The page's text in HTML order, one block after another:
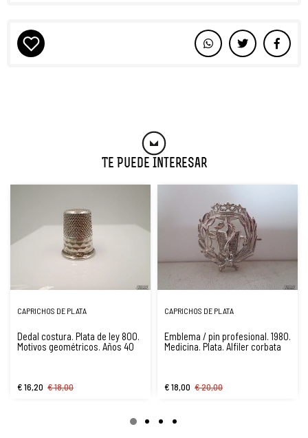
Te Puede Interesar
CAPRICHOS DE PLATA
Dedal costura. Plata de ley 800.
Motivos geométricos. Años 40
€ 16,20 € 18,00
CAPRICHOS DE PLATA
Emblema / pin profesional. 1980.
Medicina. Plata. Alfiler corbata
€ 18,00 € 20,00